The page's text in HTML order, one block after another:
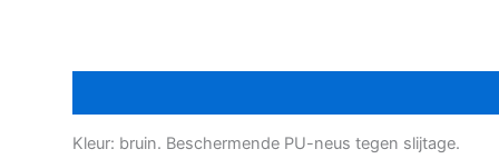
veiligheidsschoen
Kleur: bruin. Beschermende PU-neus tegen slijtage.